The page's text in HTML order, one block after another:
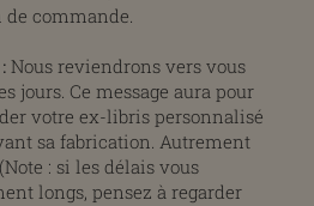
commande.
:Nous reviendrons vers vous
jours. Ce message aura pour
votre ex-libris personnalisé
sa fabrication. Autrement
: si les délais vous
longs, pensez à regarder